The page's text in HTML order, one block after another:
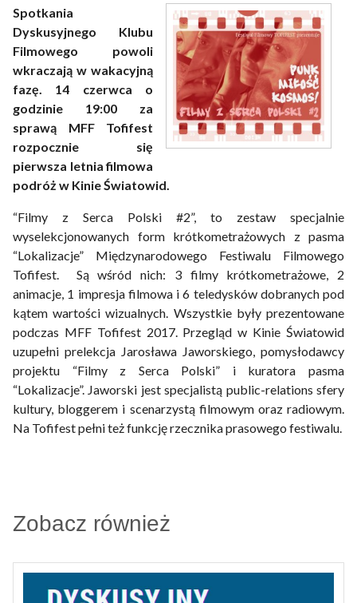
Spotkania
Dyskusyjnego Klubu
Filmowego powoli
wkraczają w wakacyjną
fazę. 14 czerwca o
godzinie 19:00 za
sprawą MFF Tofifest
rozpocznie się
pierwsza letnia filmowa
podróż w Kinie Światowid.
“Filmy z Serca Polski #2”, to zestaw specjalnie
wyselekcjonowanych form krótkometrażowych z pasma
“Lokalizacje” Międzynarodowego Festiwalu Filmowego
Tofifest. Są wśród nich: 3 filmy krótkometrażowe, 2
animacje, 1 impresja filmowa i 6 teledysków dobranych pod
kątem wartości wizualnych. Wszystkie były prezentowane
podczas MFF Tofifest 2017. Przegląd w Kinie Światowid
uzupełni prelekcja Jarosława Jaworskiego, pomysłodawcy
projektu “Filmy z Serca Polski” i kuratora pasma
“Lokalizacje”. Jaworski jest specjalistą public-relations sfery
kultury, bloggerem i scenarzystą filmowym oraz radiowym.
Na Tofifest pełni też funkcję rzecznika prasowego festiwalu.
Zobacz również